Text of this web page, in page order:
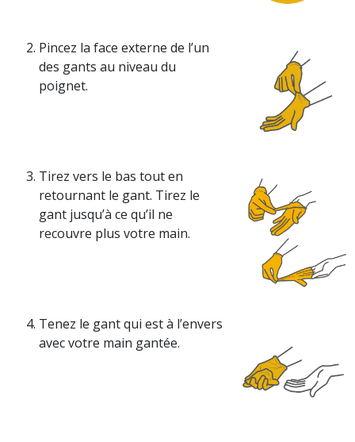
Pincez la face externe de l’un
des gants au niveau du
poignet.
Tirez vers le bas tout en
retournant le gant. Tirez le
gant jusqu’à ce qu’il ne
recouvre plus votre main.
Tenez le gant qui est à l’envers
avec votre main gantée.